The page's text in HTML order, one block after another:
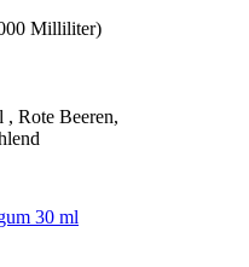
Milliliter)
Rote Beeren,